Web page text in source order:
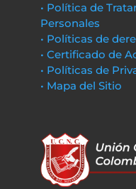
• Política de
Personales
• Políticas de
• Certificado de
• Políticas de
• Mapa del Sitio